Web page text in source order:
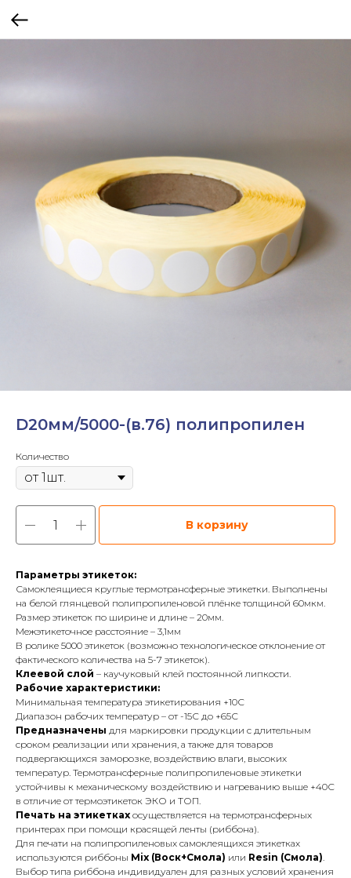
D20мм/5000-(в.76) полипропилен
Количество
В корзину
Параметры этикеток:
Самоклеящиеся круглые термотрансферные этикетки. Выполнены
на белой глянцевой полипропиленовой плёнке толщиной 60мкм.
Размер этикеток по ширине и длине – 20мм.
Межэтикеточное расстояние – 3,1мм
В ролике 5000 этикеток (возможно технологическое отклонение от
фактического количества на 5-7 этикеток).
Клеевой слой – каучуковый клей постоянной липкости.
Рабочие характеристики:
Минимальная температура этикетирования +10С
Диапазон рабочих температур – от -15С до +65С
Предназначены для маркировки продукции с длительным
сроком реализации или хранения, а также для товаров
подвергающихся заморозке, воздействию влаги, высоких
температур. Термотрансферные полипропиленовые этикетки
устойчивы к механическому воздействию и нагреванию выше +40С
в отличие от термоэтикеток ЭКО и ТОП.
Печать на этикеткахосуществляется на термотрансферных
принтерах при помощи красящей ленты (риббона).
Для печати на полипропиленовых самоклеящихся этикетках
используются риббоны Mix (Воск+Смола) или Resin (Смола).
Выбор типа риббона индивидуален для разных условий хранения